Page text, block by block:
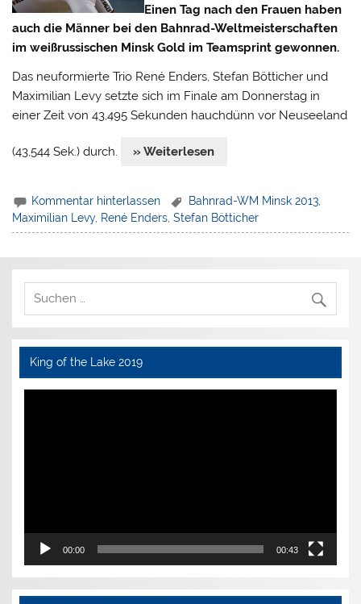
Einen Tag nach den Frauen haben
auch die Männer bei den Bahnrad-Weltmeisterschaften
im weißrussischen Minsk Gold im Teamsprint gewonnen.
Das neuformierte Trio René Enders, Stefan Bötticher und
Maximilian Levy setzte sich im Finale am Donnerstag in
einer Zeit von 43,495 Sekunden hauchdünn vor Neuseeland
(43,544 Sek.) durch. » Weiterlesen
Kommentar hinterlassen Bahnrad-WM Minsk 2013
Maximilian Levy, René Enders,Stefan Bötticher
King of the Lake 2019
Video-
00:00 00:43